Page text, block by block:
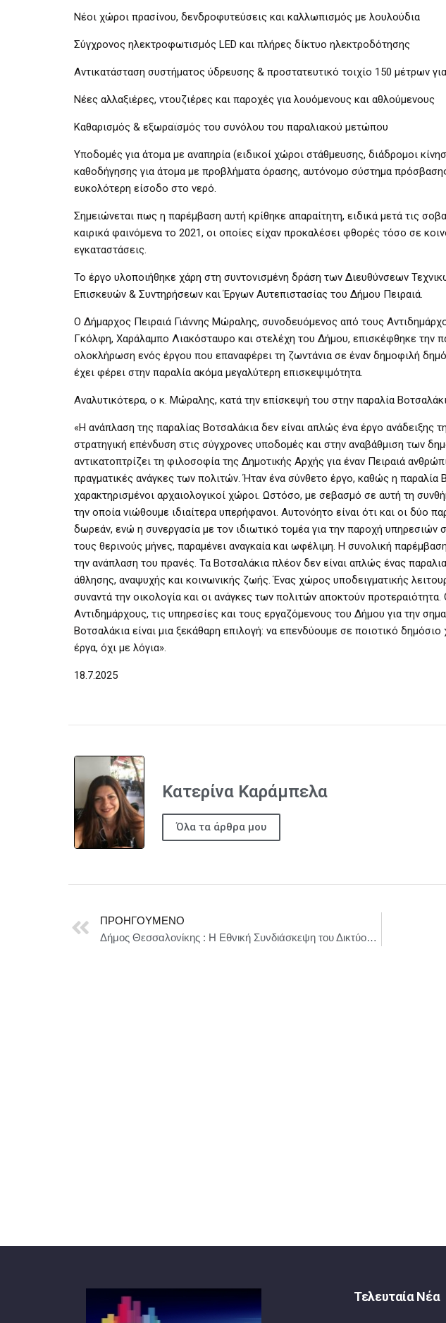
Νέοι χώροι πρασίνου, δενδροφυτεύσεις και καλλωπισμός με λουλούδια
Σύγχρονος ηλεκτροφωτισμός LED και πλήρες δίκτυο ηλεκτροδότησης
Αντικατάσταση συστήματος ύδρευσης & προστατευτικό τοιχίο 150 μέτρων
Νέες αλλαξιέρες, ντουζιέρες και παροχές για λουόμενους και αθλούμενους
Καθαρισμός & εξωραϊσμός του συνόλου του παραλιακού μετώπου
Υποδομές για άτομα με αναπηρία (ειδικοί χώροι στάθμευσης, διάδρομοι
καθοδήγησης για άτομα με προβλήματα όρασης, αυτόνομο σύστημα
ευκολότερη είσοδο στο νερό.
Σημειώνεται πως η παρέμβαση αυτή κρίθηκε απαραίτητη, ειδικά μετά τις
καιρικά φαινόμενα το 2021, οι οποίες είχαν προκαλέσει φθορές τόσο σε
εγκαταστάσεις.
Το έργο υλοποιήθηκε χάρη στη συντονισμένη δράση των Διευθύνσεων
Επισκευών & Συντηρήσεων και Έργων Αυτεπιστασίας του Δήμου Πειραιά.
Ο Δήμαρχος Πειραιά Γιάννης Μώραλης, συνοδευόμενος από τους
Γκόλφη, Χαράλαμπο Λιακόσταυρο και στελέχη του Δήμου, επισκέφθηκε την
ολοκλήρωση ενός έργου που επαναφέρει τη ζωντάνια σε έναν δημοφιλή
έχει φέρει στην παραλία ακόμα μεγαλύτερη επισκεψιμότητα.
Αναλυτικότερα, ο κ. Μώραλης, κατά την επίσκεψή του στην παραλία
«Η ανάπλαση της παραλίας Βοτσαλάκια δεν είναι απλώς ένα έργο ανάδειξης
στρατηγική επένδυση στις σύγχρονες υποδομές και στην αναβάθμιση των
αντικατοπτρίζει τη φιλοσοφία της Δημοτικής Αρχής για έναν Πειραιά
πραγματικές ανάγκες των πολιτών. Ήταν ένα σύνθετο έργο, καθώς η παραλία
χαρακτηρισμένοι αρχαιολογικοί χώροι. Ωστόσο, με σεβασμό σε αυτή τη
την οποία νιώθουμε ιδιαίτερα υπερήφανοι. Αυτονόητο είναι ότι και οι δύο
δωρεάν, ενώ η συνεργασία με τον ιδιωτικό τομέα για την παροχή υπηρεσιών
τους θερινούς μήνες, παραμένει αναγκαία και ωφέλιμη. H συνολική
την ανάπλαση του πρανές. Τα Βοτσαλάκια πλέον δεν είναι απλώς ένας
άθλησης, αναψυχής και κοινωνικής ζωής. Ένας χώρος υποδειγματικής
συναντά την οικολογία και οι ανάγκες των πολιτών αποκτούν
Αντιδημάρχους, τις υπηρεσίες και τους εργαζόμενους του Δήμου για την
Βοτσαλάκια είναι μια ξεκάθαρη επιλογή: να επενδύουμε σε ποιοτικό
έργα, όχι με λόγια».
18.7.2025
Κατερίνα Καράμπελα
Όλα τα άρθρα μου
ΠΡΟΗΓΟΎΜΕΝΟ
Δήμος Θεσσαλονίκης : H Εθνική Συνδιάσκεψη του Δικτύου Φοιτητών Erasmus στο Δημαρχείο Θεσσαλονίκης
Τελευταία Νέα